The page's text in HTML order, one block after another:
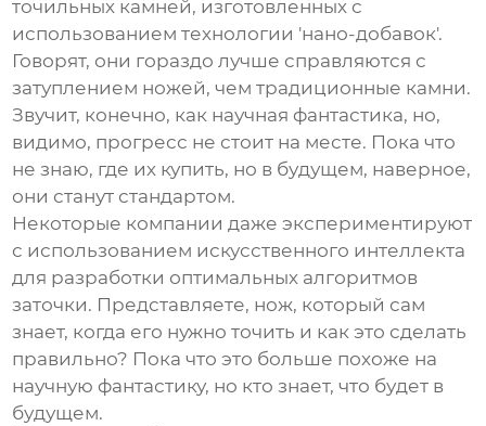
точильных камней, изготовленных с
использованием технологии 'нано-добавок'.
Говорят, они гораздо лучше справляются с
затуплением ножей, чем традиционные камни.
Звучит, конечно, как научная фантастика, но,
видимо, прогресс не стоит на месте. Пока что
не знаю, где их купить, но в будущем, наверное,
они станут стандартом.
Некоторые компании даже экспериментируют
с использованием искусственного интеллекта
для разработки оптимальных алгоритмов
заточки. Представляете, нож, который сам
знает, когда его нужно точить и как это сделать
правильно? Пока что это больше похоже на
научную фантастику, но кто знает, что будет в
будущем.